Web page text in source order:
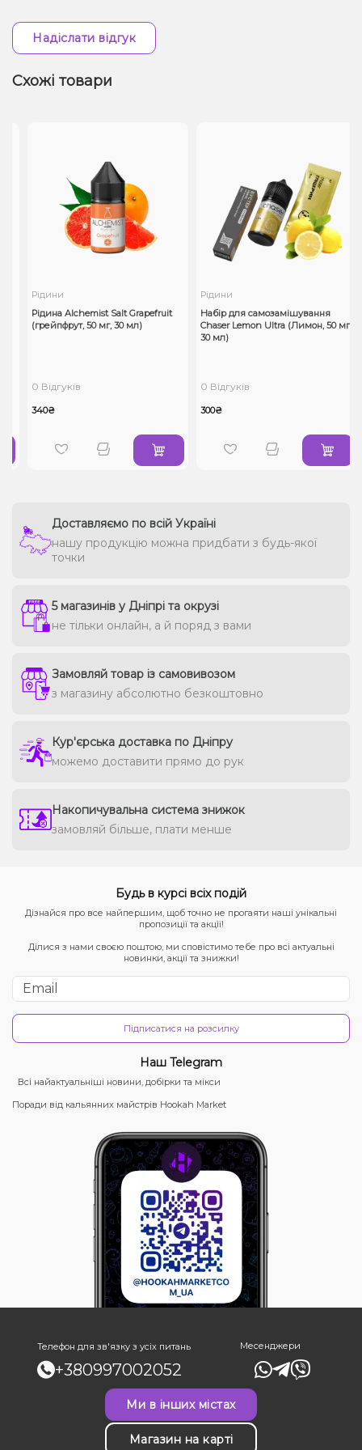
Надіслати відгук
Схожі товари
Рідини
Рідина Alchemist Salt Grapefruit
(грейпфрут, 50 мг, 30 мл)
0 Відгуків
340₴
Рідини
Набір для самозамішування
Chaser Lemon Ultra (Лимон, 50 мг,
30 мл)
0 Відгуків
300₴
Доставляємо по всій Україні
нашу продукцію можна придбати з будь-якої
точки
5 магазинів у Дніпрі та окрузі
не тільки онлайн, а й поряд з вами
Замовляй товар із самовивозом
з магазину абсолютно безкоштовно
Кур'єрська доставка по Дніпру
можемо доставити прямо до рук
Накопичувальна система знижок
замовляй більше, плати менше
Будь в курсі всіх подій
Дізнайся про все найпершим, щоб точно не прогаяти наші унікальні
пропозиції та акції!
Ділися з нами своєю поштою, ми сповістимо тебе про всі актуальні
новинки, акції та знижки!
Підписатися на розсилку
Наш Telegram
Всі найактуальніші новини, добірки та мікси
Поради від кальянних майстрів Hookah Market
Телефон для зв'язку з усіх питань
+380997002052
Месенджери
Ми в інших містах
Магазин на карті